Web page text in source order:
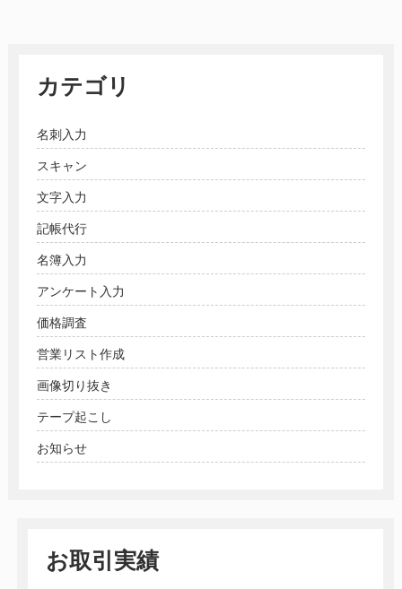
カテゴリ
名刺入力
スキャン
文字入力
記帳代行
名簿入力
アンケート入力
価格調査
営業リスト作成
画像切り抜き
テープ起こし
お知らせ
お取引実績